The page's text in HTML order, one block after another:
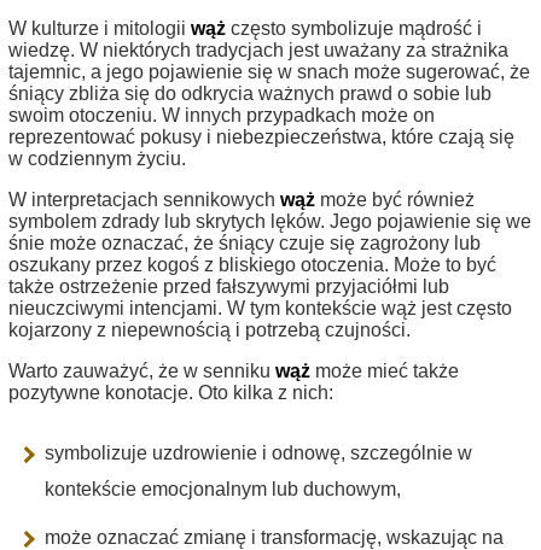
W kulturze i mitologii wąż często symbolizuje mądrość i
wiedzę. W niektórych tradycjach jest uważany za strażnika
tajemnic, a jego pojawienie się w snach może sugerować, że
śniący zbliża się do odkrycia ważnych prawd o sobie lub
swoim otoczeniu. W innych przypadkach może on
reprezentować pokusy i niebezpieczeństwa, które czają się
w codziennym życiu.
W interpretacjach sennikowych wąż może być również
symbolem zdrady lub skrytych lęków. Jego pojawienie się we
śnie może oznaczać, że śniący czuje się zagrożony lub
oszukany przez kogoś z bliskiego otoczenia. Może to być
także ostrzeżenie przed fałszywymi przyjaciółmi lub
nieuczciwymi intencjami. W tym kontekście wąż jest często
kojarzony z niepewnością i potrzebą czujności.
Warto zauważyć, że w senniku wąż może mieć także
pozytywne konotacje. Oto kilka z nich:
symbolizuje uzdrowienie i odnowę, szczególnie w
kontekście emocjonalnym lub duchowym,
może oznaczać zmianę i transformację, wskazując na